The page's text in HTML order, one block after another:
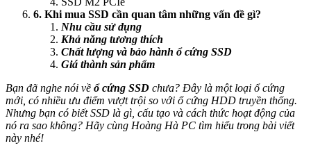
6. Khi mua SSD cần quan tâm những vấn đề gì?
Nhu cầu sử dụng
Khả năng tương thích
Chất lượng và bảo hành ổ cứng SSD
Giá thành sản phẩm
Bạn đã nghe nói về ổ cứng SSD chưa? Đây là một loại ổ cứng
mới, có nhiều ưu điểm vượt trội so với ổ cứng HDD truyền thống.
Nhưng bạn có biết SSD là gì, cấu tạo và cách thức hoạt động của
nó ra sao không? Hãy cùng Hoàng Hà PC tìm hiểu trong bài viết
này nhé!